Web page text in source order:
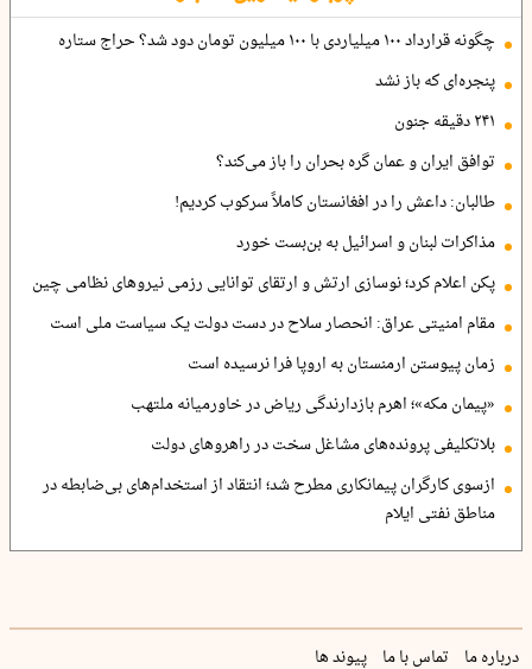
چگونه قرارداد ۱۰۰ میلیاردی با ۱۰۰ میلیون تومان دود شد؟ حراج ستاره
پنجره‌ای که باز نشد
۲۴۱ دقیقه جنون
توافق ایران و عمان گره بحران را باز می‌کند؟
طالبان: داعش را در افغانستان کاملاً سرکوب کردیم!
مذاکرات لبنان و اسرائیل به بن‌بست خورد
پکن اعلام کرد؛ نوسازی ارتش و ارتقای توانایی رزمی نیروهای نظامی چین
مقام امنیتی عراق: انحصار سلاح در دست دولت یک سیاست ملی است
زمان پیوستن ارمنستان به اروپا فرا نرسیده است
«پیمان مکه»؛ اهرم بازدارندگی ریاض در خاورمیانه ملتهب
بلاتکلیفی پرونده‌های مشاغل سخت در راهروهای دولت
ازسوی کارگران پیمانکاری مطرح شد؛ انتقاد از استخدام‌های بی‌ضابطه در
مناطق نفتی ایلام
درباره ما تماس با ما پیوند ها